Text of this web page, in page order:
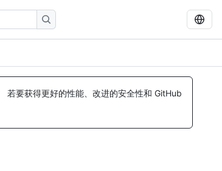
若要获得更好的性能、改进的安全性和 GitHub